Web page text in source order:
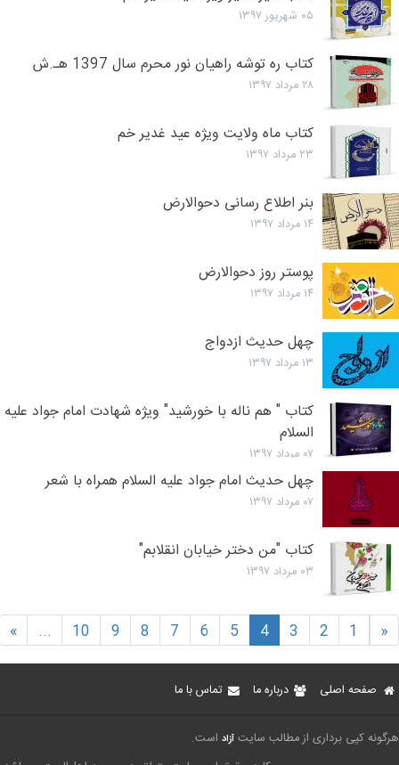
۰۵ شهریور ۱۳۹۷
کتاب ره توشه راهیان نور محرم سال 1397 هـ.ش
۲۸ مرداد ۱۳۹۷
کتاب ماه ولایت ویژه عید غدیر خم
۲۳ مرداد ۱۳۹۷
بنر اطلاع رسانی دحوالارض
۱۴ مرداد ۱۳۹۷
پوستر روز دحوالارض
۱۴ مرداد ۱۳۹۷
چهل حدیث ازدواج
۱۳ مرداد ۱۳۹۷
کتاب " هم ناله با خورشید" ویژه شهادت امام جواد علیه
السلام
۰۷ مرداد ۱۳۹۷
چهل حدیث امام جواد علیه السلام همراه با شعر
۰۷ مرداد ۱۳۹۷
کتاب "من دختر خیابان انقلابم"
۰۳ مرداد ۱۳۹۷
«
1
2
3
4
5
6
7
8
9
10
...
»
صفحه اصلی درباره ما تماس با ما
هرگونه کپی برداری از مطالب سایت آزاداست.